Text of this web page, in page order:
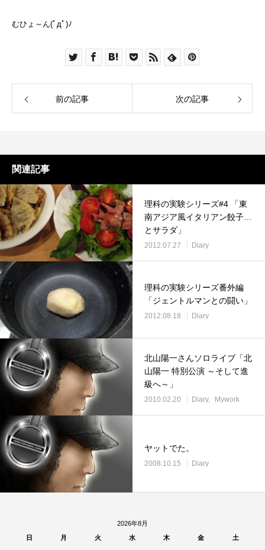
むひょ～ん(ﾟдﾟ)ﾉ
前の記事 次の記事
関連記事
理科の実験シリーズ#4 「東
南アジア風イタリアン餃子…
とサラダ」
2012.07.27 Diary
理科の実験シリーズ番外編
「ジェントルマンとの闘い」
2012.08.18 Diary
北山陽一さんソロライブ「北
山陽一 特別公演 ～そして進
級へ～」
2010.02.20 Diary Mywork
ヤットでた。
2008.10.15 Diary
2026年8月
日
月 火 水 木 金 土